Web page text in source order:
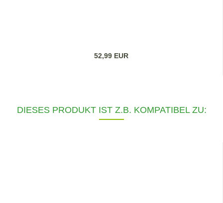
52,99 EUR
DIESES PRODUKT IST Z.B. KOMPATIBEL ZU: